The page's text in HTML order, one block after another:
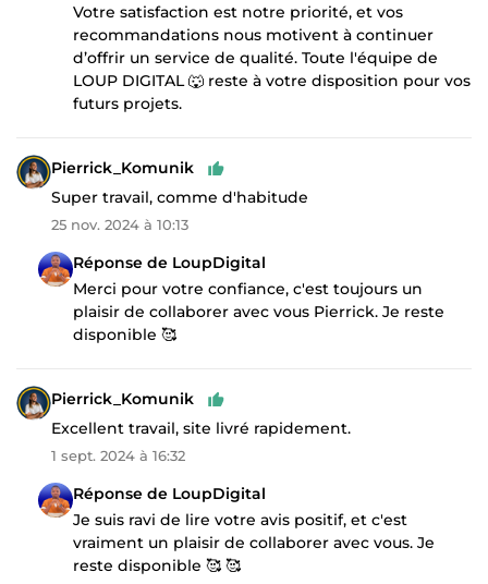
Votre satisfaction est notre priorité, et vos
recommandations nous motivent à continuer
d’offrir un service de qualité. Toute l'équipe de
LOUP DIGITAL 🐺 reste à votre disposition pour vos
futurs projets.
Pierrick_Komunik
Super travail, comme d'habitude
25 nov. 2024 à 10:13
Réponse de LoupDigital
Merci pour votre confiance, c'est toujours un
plaisir de collaborer avec vous Pierrick. Je reste
disponible 🥰
Pierrick_Komunik
Excellent travail, site livré rapidement.
1 sept. 2024 à 16:32
Réponse de LoupDigital
Je suis ravi de lire votre avis positif, et c'est
vraiment un plaisir de collaborer avec vous. Je
reste disponible 🥰 🥰